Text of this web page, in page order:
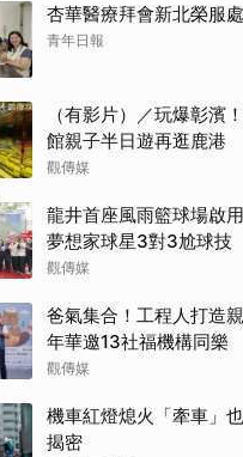
杏華醫療拜會新北榮服
青年日報
（有影片）／玩爆彰濱
館親子半日遊再逛鹿港
觀傳媒
龍井首座風雨籃球場啟
夢想家球星3對3尬球技
觀傳媒
爸氣集合！工程人打造
年華邀13社福機構同樂
觀傳媒
機車紅燈熄火「牽車」
揭密